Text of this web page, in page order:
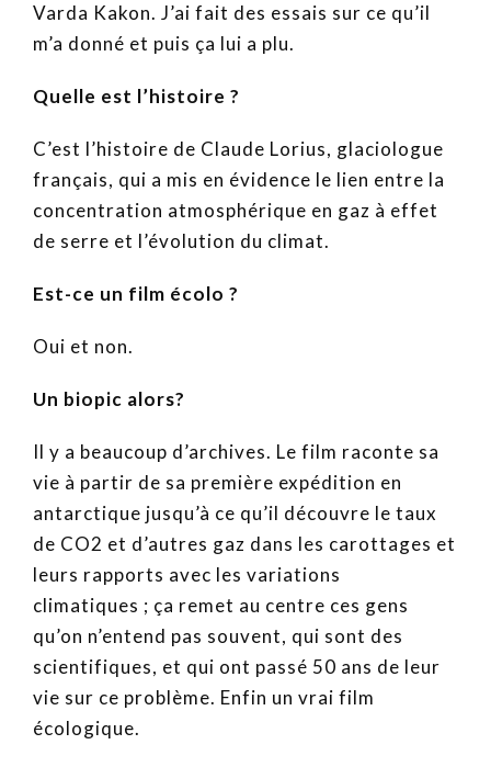
Varda Kakon. J’ai fait des essais sur ce qu’il
m’a donné et puis ça lui a plu.
Quelle est l’histoire ?
C’est l’histoire de Claude Lorius, glaciologue
français, qui a mis en évidence le lien entre la
concentration atmosphérique en gaz à effet
de serre et l’évolution du climat.
Est-ce un film écolo ?
Oui et non.
Un biopic alors?
Il y a beaucoup d’archives. Le film raconte sa
vie à partir de sa première expédition en
antarctique jusqu’à ce qu’il découvre le taux
de CO2 et d’autres gaz dans les carottages et
leurs rapports avec les variations
climatiques ; ça remet au centre ces gens
qu’on n’entend pas souvent, qui sont des
scientifiques, et qui ont passé 50 ans de leur
vie sur ce problème. Enfin un vrai film
écologique.